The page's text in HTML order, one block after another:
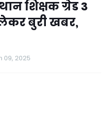
शिक्षक ग्रेड 3
लेकर बुरी खबर,
09, 2025